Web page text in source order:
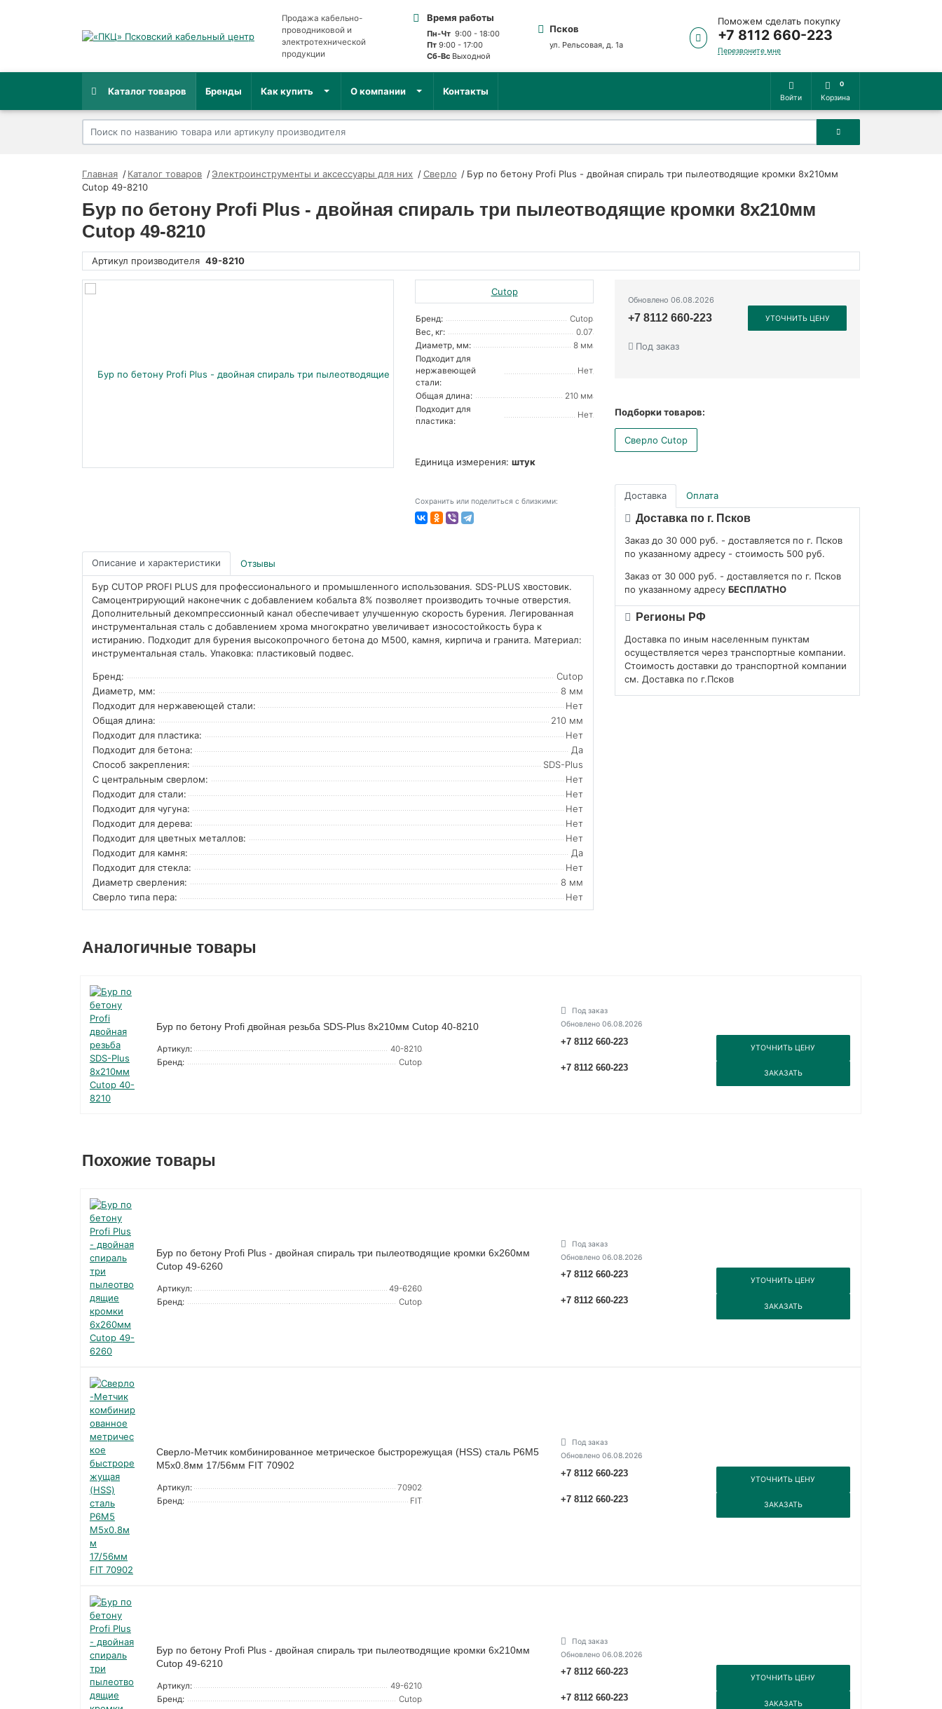
Продажа кабельно-
проводниковой и
электротехнической
продукции
Время работы
Пн-Чт9:00 - 18:00
Пт9:00 - 17:00
Сб-ВсВыходной
Псков
ул. Рельсовая, д. 1а
Поможем сделать покупку
+7 8112 660-223
Перезвоните мне
Каталог товаров Бренды Как купить О компании Контакты
Войти
0
Корзина
Главная Каталог товаров Электроинструменты и аксессуары для них Сверло
Бур по бетону Profi Plus - двойная спираль три пылеотводящие кромки 8х210мм
Cutop 49-8210
Бур по бетону Profi Plus - двойная спираль три пылеотводящие кромки 8х210мм
Cutop 49-8210
Артикул производителя 49-8210
Cutop
Бренд:
Cutop
Вес, кг:
0.07
Диаметр, мм:
8 мм
Подходит для
нержавеющей
стали:
Нет
Общая длина:
210 мм
Подходит для
пластика:
Нет
Единица измерения: штук
Сохранить или поделиться с близкими:
Обновлено 06.08.2026
+7 8112 660-223 УТОЧНИТЬ ЦЕНУ
Под заказ
Подборки товаров:
Сверло Cutop
Доставка Оплата
Доставка по г. Псков
Заказ до 30 000 руб. - доставляется по г. Псков
по указанному адресу - стоимость 500 руб.
Заказ от 30 000 руб. - доставляется по г. Псков
по указанному адресу БЕСПЛАТНО
Регионы РФ
Доставка по иным населенным пунктам
осуществляется через транспортные компании.
Стоимость доставки до транспортной компании
см. Доставка по г.Псков
Описание и характеристики Отзывы
Бур CUTOP PROFI PLUS для профессионального и промышленного использования. SDS-PLUS хвостовик.
Самоцентрирующий наконечник с добавлением кобальта 8% позволяет производить точные отверстия.
Дополнительный декомпрессионный канал обеспечивает улучшенную скорость бурения. Легированная
инструментальная сталь с добавлением хрома многократно увеличивает износостойкость бура к
истиранию. Подходит для бурения высокопрочного бетона до М500, камня, кирпича и гранита. Материал:
инструментальная сталь. Упаковка: пластиковый подвес.
Бренд:
Cutop
Диаметр, мм:
8 мм
Подходит для нержавеющей стали:
Нет
Общая длина:
210 мм
Подходит для пластика:
Нет
Подходит для бетона:
Да
Способ закрепления:
SDS-Plus
С центральным сверлом:
Нет
Подходит для стали:
Нет
Подходит для чугуна:
Нет
Подходит для дерева:
Нет
Подходит для цветных металлов:
Нет
Подходит для камня:
Да
Подходит для стекла:
Нет
Диаметр сверления:
8 мм
Сверло типа пера:
Нет
Аналогичные товары
Бур по бетону Profi двойная резьба SDS-Plus 8х210мм Cutop 40-8210
Артикул:
40-8210
Бренд:
Cutop
Под заказ
Обновлено 06.08.2026
+7 8112 660-223
УТОЧНИТЬ ЦЕНУ
+7 8112 660-223
ЗАКАЗАТЬ
Похожие товары
Бур по бетону Profi Plus - двойная спираль три пылеотводящие кромки 6х260мм
Cutop 49-6260
Артикул:
49-6260
Бренд:
Cutop
Под заказ
Обновлено 06.08.2026
+7 8112 660-223
УТОЧНИТЬ ЦЕНУ
+7 8112 660-223
ЗАКАЗАТЬ
Сверло-Метчик комбинированное метрическое быстрорежущая (HSS) сталь Р6М5
М5х0.8мм 17/56мм FIT 70902
Артикул:
70902
Бренд:
FIT
Под заказ
Обновлено 06.08.2026
+7 8112 660-223
УТОЧНИТЬ ЦЕНУ
+7 8112 660-223
ЗАКАЗАТЬ
Бур по бетону Profi Plus - двойная спираль три пылеотводящие кромки 6х210мм
Cutop 49-6210
Артикул:
49-6210
Бренд:
Cutop
Под заказ
Обновлено 06.08.2026
+7 8112 660-223
УТОЧНИТЬ ЦЕНУ
+7 8112 660-223
ЗАКАЗАТЬ